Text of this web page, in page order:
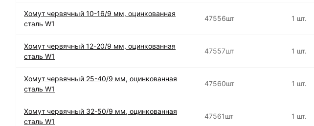
Хомут червячный 10-16/9 мм, оцинкованная
сталь W1
47556шт 1 шт.
Хомут червячный 12-20/9 мм, оцинкованная
сталь W1
47557шт 1 шт.
Хомут червячный 25-40/9 мм, оцинкованная
сталь W1
47560шт 1 шт.
Хомут червячный 32-50/9 мм, оцинкованная
сталь W1
47561шт 1 шт.